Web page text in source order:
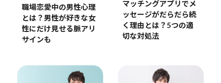
職場恋愛中の男性心理
とは？男性が好きな女
性にだけ見せる脈アリ
サインも
マッチングアプリでメ
ッセージがだらだら続
く理由とは？5つの適
切な対処法